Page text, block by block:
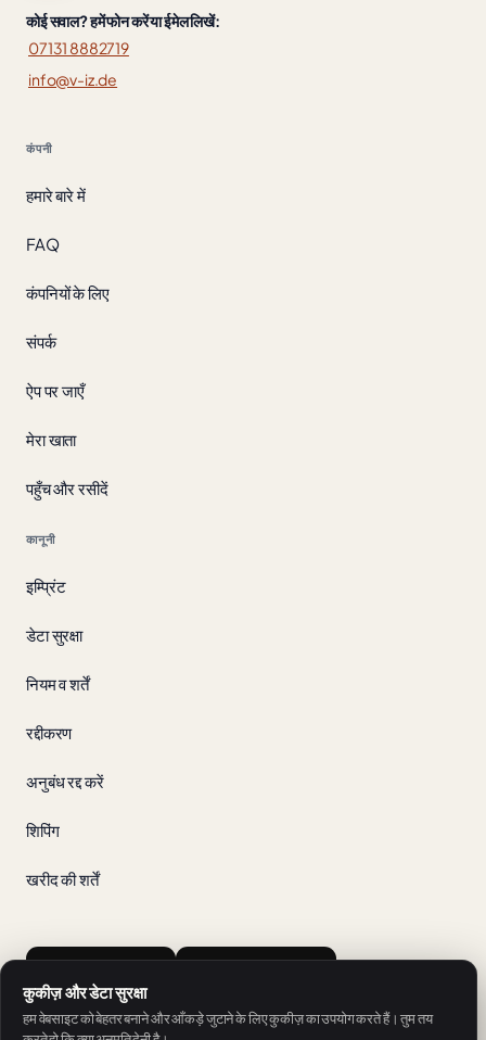
कोई सवाल? हमें फोन करें या ईमेल लिखें:
07131 8882719
info@v-iz.de
कंपनी
हमारे बारे में
FAQ
कंपनियों के लिए
संपर्क
ऐप पर जाएँ
मेरा खाता
पहुँच और रसीदें
कानूनी
इम्प्रिंट
डेटा सुरक्षा
नियम व शर्तें
रद्दीकरण
अनुबंध रद्द करें
शिपिंग
खरीद की शर्तें
कुकीज़ और डेटा सुरक्षा
हम वेबसाइट को बेहतर बनाने और आँकड़े जुटाने के लिए कुकीज़ का उपयोग करते हैं। तुम तय